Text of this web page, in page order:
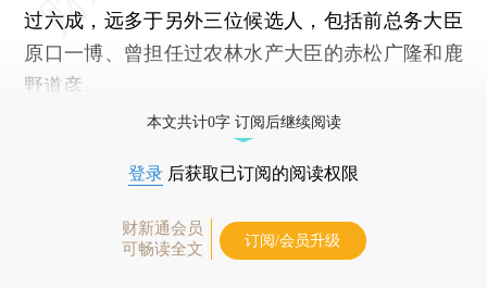
过六成，远多于另外三位候选人，包括前总务大臣
原口一博、曾担任过农林水产大臣的赤松广隆和鹿
野道彦。
本文共计0字 订阅后继续阅读
登录 后获取已订阅的阅读权限
财新通会员
可畅读全文
订阅/会员升级